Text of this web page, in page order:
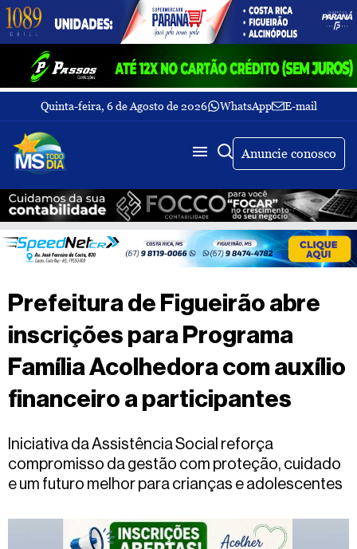
Quinta-feira, 6 de Agosto de 2026 WhatsApp E-mail
Fechar Menu
Últimas
notícias
Galeria
de
fotos
Sobre
Nós
TV
MS
dia
Fale
Anuncie conosco
Buscar
Prefeitura de Figueirão abre
inscrições para Programa
Família Acolhedora com auxílio
financeiro a participantes
Iniciativa da Assistência Social reforça
compromisso da gestão com proteção, cuidado
e um futuro melhor para crianças e adolescentes